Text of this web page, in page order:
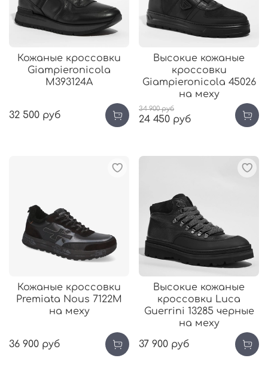
Кожаные кроссовки
Giampieronicola
М393124А
32 500 руб
Высокие кожаные
кроссовки
Giampieronicola 45026
на меху
34 900 руб
24 450 руб
Кожаные кроссовки
Premiata Nous 7122М
на меху
36 900 руб
Высокие кожаные
кроссовки Luca
Guerrini 13285 черные
на меху
37 900 руб